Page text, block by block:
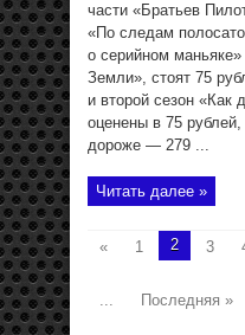
части «Братьев
«По следам
о серийном
Земли», стоят 75
и второй сезон «Как
оценены в 75
дороже — 279 ...
Читать далее »
« 1 2 3
...
Последняя »